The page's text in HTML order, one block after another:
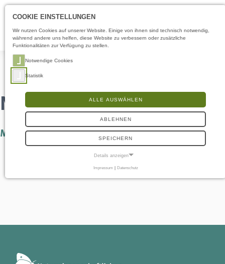
Öffnungszeiten
NATURverbunden
Mein Vater hat mich…
COOKIE EINSTELLUNGEN
Wir nutzen Cookies auf unserer Website. Einige von ihnen sind technisch notwendig,
während andere uns helfen, diese Website zu verbessern oder zusätzliche
Funktionalitäten zur Verfügung zu stellen.
Notwendige Cookies
Statistik
ALLE AUSWÄHLEN
ABLEHNEN
SPEICHERN
Details anzeigen
Name:
naturwissenschaftliches-museum.de
Impressum | Datenschutz